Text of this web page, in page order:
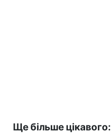
Ще більше цікавого: